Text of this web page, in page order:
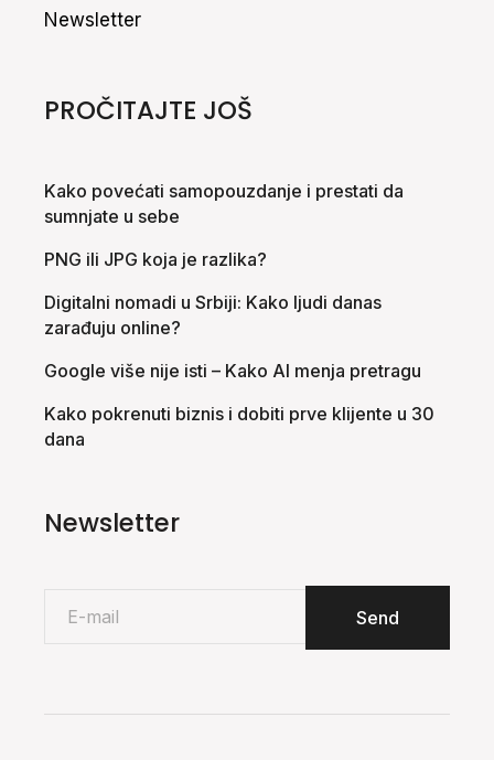
Newsletter
PROČITAJTE JOŠ
Kako povećati samopouzdanje i prestati da
sumnjate u sebe
PNG ili JPG koja je razlika?
Digitalni nomadi u Srbiji: Kako ljudi danas
zarađuju online?
Google više nije isti – Kako AI menja pretragu
Kako pokrenuti biznis i dobiti prve klijente u 30
dana
Newsletter